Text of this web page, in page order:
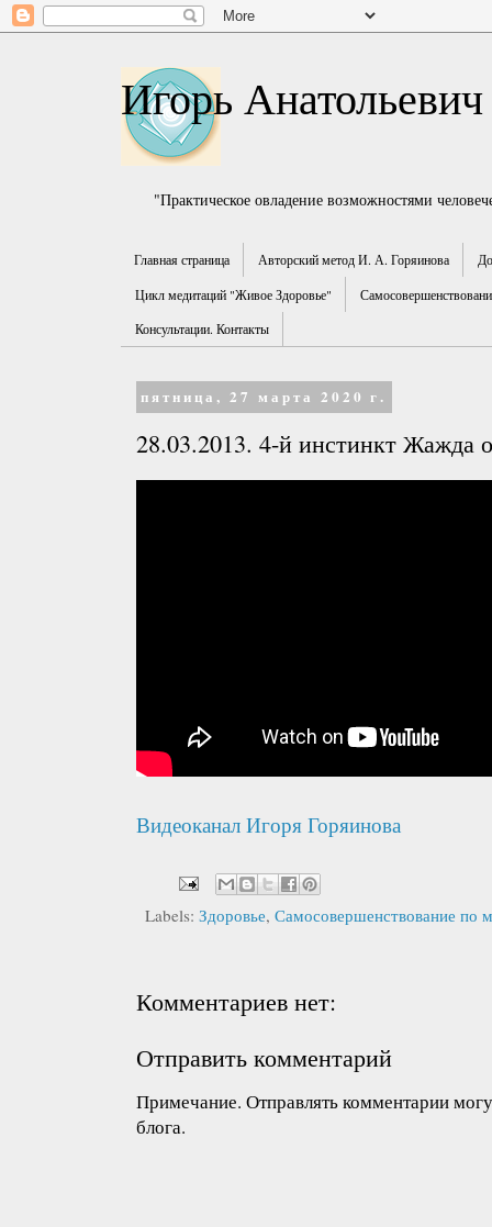
Игорь
"Практическое овладение возможностями
Главная страница Авторский метод И. А. Горяинова
Цикл медитаций "Живое Здоровье"
Консультации. Контакты
пятница, 27 марта 2020 г.
28.03.2013. 4-й инстинкт Жажда
Видеоканал Игоря Горяинова
Labels: Здоровье, Самосовершенствование по
Комментариев нет:
Отправить комментарий
Примечание. Отправлять комментарии
блога.